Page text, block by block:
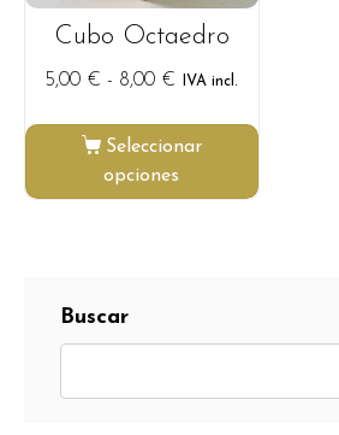
Cubo Octaedro
5,00 € - 8,00 € IVA incl.
Seleccionar
opciones
Buscar